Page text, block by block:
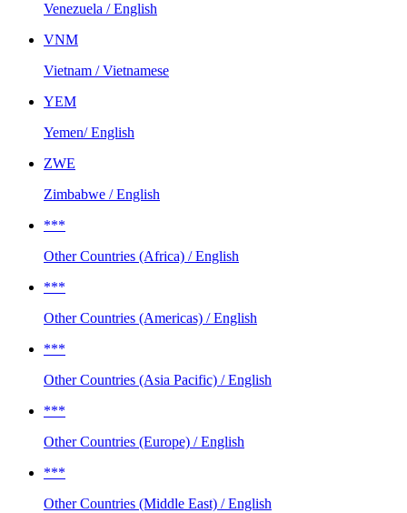
Venezuela / English
VNM
Vietnam / Vietnamese
YEM
Yemen/ English
ZWE
Zimbabwe / English
***
Other Countries (Africa) / English
***
Other Countries (Americas) / English
***
Other Countries (Asia Pacific) / English
***
Other Countries (Europe) / English
***
Other Countries (Middle East) / English